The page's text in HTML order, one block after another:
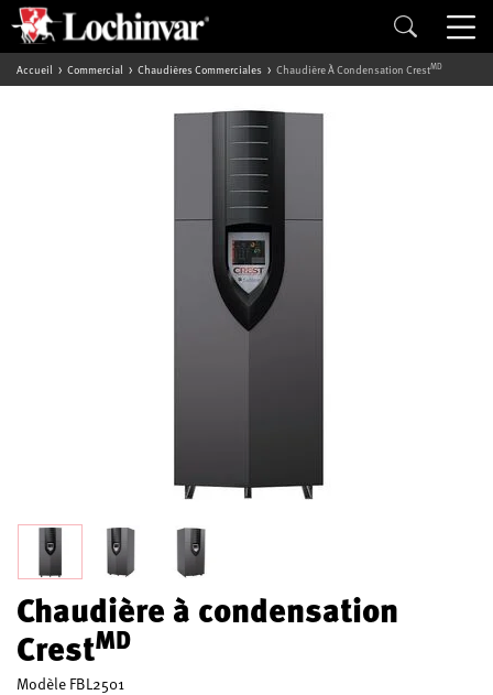
Accueil Commercial Chaudières Commerciales Chaudière À Condensation CrestMD
Chaudière à condensation
CrestMD
Modèle FBL2501